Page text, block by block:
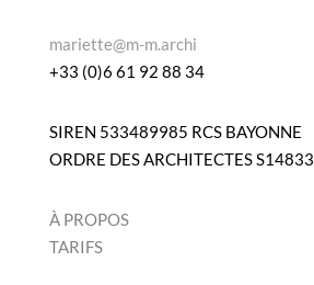
mariette@m-m.archi
+33 (0)6 61 92 88 34
SIREN 533489985 RCS BAYONNE
ORDRE DES ARCHITECTES S14833
À PROPOS
TARIFS